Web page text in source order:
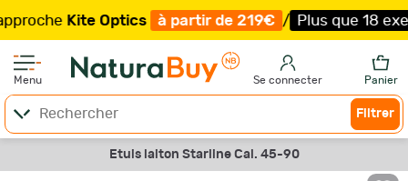
Kite Optics à partir de 219€ / Plus que 18
Menu Se connecter Panier
Filtrer
Etuis laiton Starline Cal. 45-90